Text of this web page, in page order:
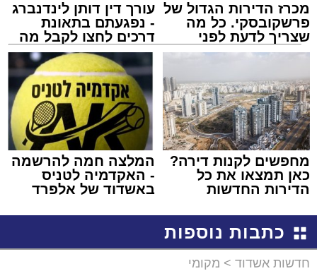
מכרז הדירות הגדול של
פרשקובסקי. כל מה
שצריך לדעת לפני
שמגישים הצעה לדירה
עורך דין דותן לינדנברג
- נפגעתם בתאונת
דרכים לחצו לקבל מה
שמגיע לכם
מחפשים לקנות דירה?
כאן תמצאו את כל
הדירות החדשות
המלצה חמה להרשמה
- האקדמיה לטניס
באשדוד של אלפרד
כתבות נוספות
חדשות אשדוד > מקומי